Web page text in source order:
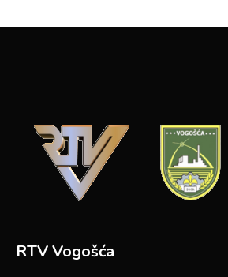
RTV Vogošća